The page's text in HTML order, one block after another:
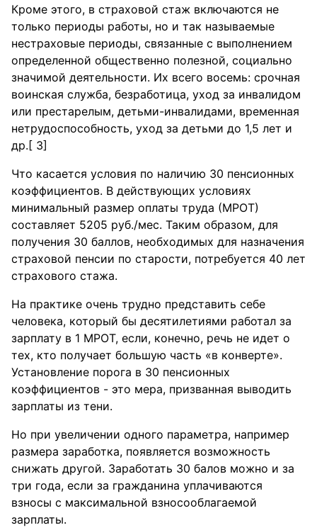
Кроме этого, в страховой стаж включаются не
только периоды работы, но и так называемые
нестраховые периоды, связанные с выполнением
определенной общественно полезной, социально
значимой деятельности. Их всего восемь: срочная
воинская служба, безработица, уход за инвалидом
или престарелым, детьми-инвалидами, временная
нетрудоспособность, уход за детьми до 1,5 лет и
др.[ 3]
Что касается условия по наличию 30 пенсионных
коэффициентов. В действующих условиях
минимальный размер оплаты труда (МРОТ)
составляет 5205 руб./мес. Таким образом, для
получения 30 баллов, необходимых для назначения
страховой пенсии по старости, потребуется 40 лет
страхового стажа.
На практике очень трудно представить себе
человека, который бы десятилетиями работал за
зарплату в 1 МРОТ, если, конечно, речь не идет о
тех, кто получает большую часть «в конверте».
Установление порога в 30 пенсионных
коэффициентов - это мера, призванная выводить
зарплаты из тени.
Но при увеличении одного параметра, например
размера заработка, появляется возможность
снижать другой. Заработать 30 балов можно и за
три года, если за гражданина уплачиваются
взносы с максимальной взносооблагаемой
зарплаты.